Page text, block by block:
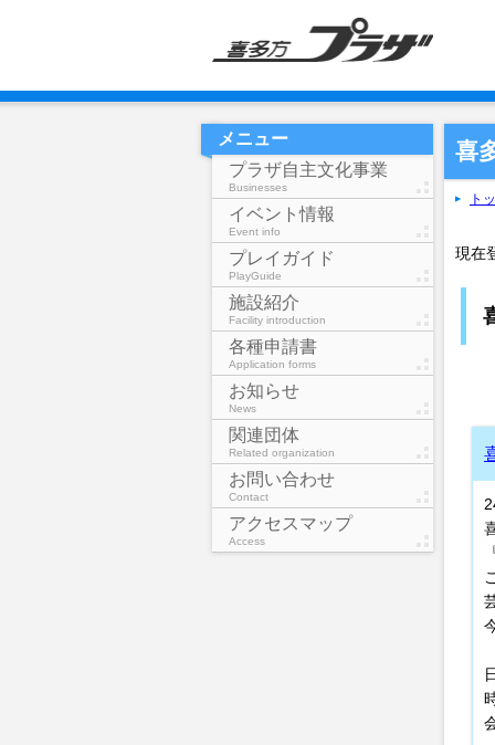
メニュー
プラザ自主文化事業
Businesses
イベント情報
Event info
プレイガイド
PlayGuide
施設紹介
Facility introduction
各種申請書
Application forms
お知らせ
News
関連団体
Related organization
お問い合わせ
Contact
アクセスマップ
Access
喜
ト
現在